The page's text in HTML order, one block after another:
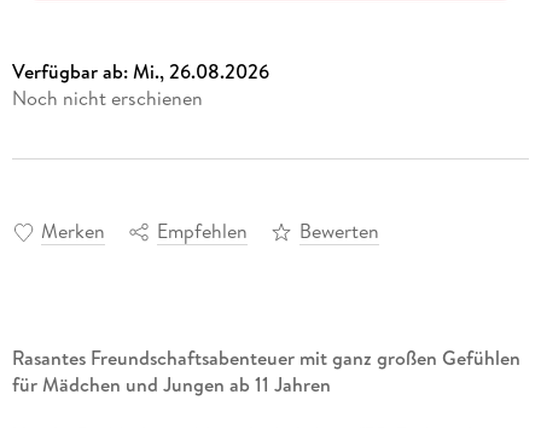
Verfügbar ab:Mi., 26.08.2026
Noch nicht erschienen
Merken Empfehlen Bewerten
Rasantes Freundschaftsabenteuer mit ganz großen Gefühlen
für Mädchen und Jungen ab 11 Jahren